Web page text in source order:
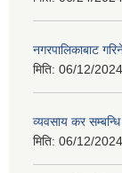
नगरपालिकाबाट
मिति: 06/12/
व्यवसाय कर
मिति: 06/12/